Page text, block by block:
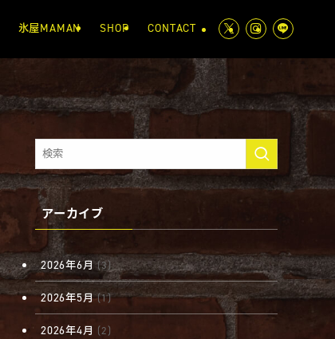
氷屋MAMAN SHOP CONTACT
アーカイブ
2026年6月 (3)
2026年5月(1)
2026年4月 (2)